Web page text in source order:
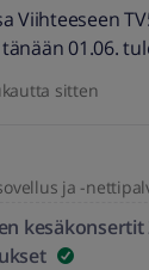
Viihteeseen
01.06.
katsottavalla
seurata
HBO Maxilla
sitten
ja -
kesäkonsertit